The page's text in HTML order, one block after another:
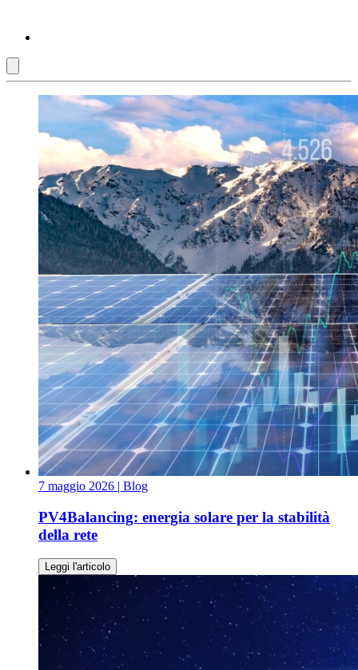
7 maggio 2026 | Blog
PV4Balancing: energia solare per la stabilità
della rete
Leggi l'articolo